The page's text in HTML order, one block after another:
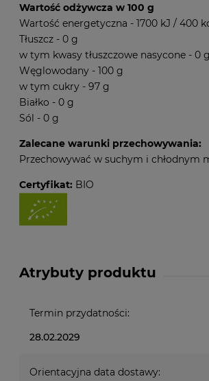
Wartość odżywcza w 100 g
Wartość energetyczna - 1700 kJ / 400
Tłuszcz - 0 g
w tym kwasy tłuszczowe nasycone - 0 g
Węglowodany - 100 g
w tym cukry - 97 g
Białko - 0 g
Sól - 0 g
Zalecane warunki przechowywania:
Przechowywać w suchym i chłodnym
Certyfikat: BIO
Atrybuty produktu
Termin przydatności:
28.02.2029
Orientacyjna data dostawy: